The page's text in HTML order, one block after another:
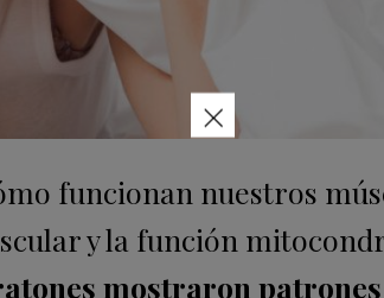
funcionan nuestros
y la función
mostraron
×